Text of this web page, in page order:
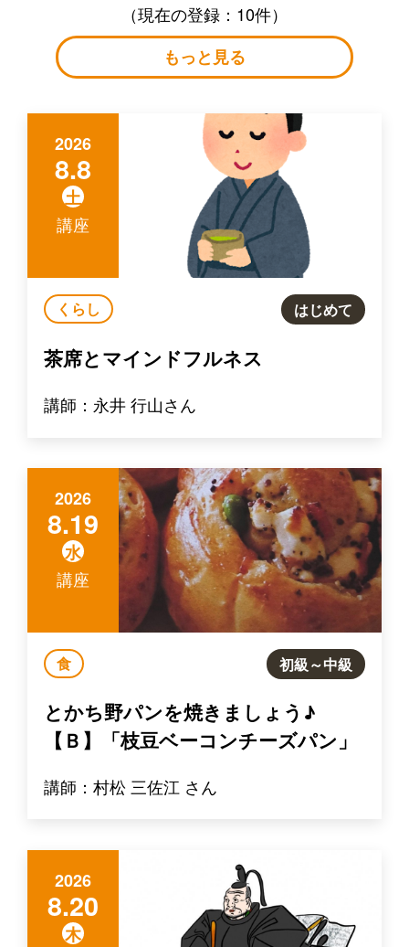
（現在の登録：10件）
もっと見る
2026
8.8
土
講座
くらし はじめて
茶席とマインドフルネス
講師：永井 行山さん
2026
8.19
水
講座
食 初級～中級
とかち野パンを焼きましょう♪
【Ｂ】「枝豆ベーコンチーズパン」
講師：村松 三佐江 さん
2026
8.20
木